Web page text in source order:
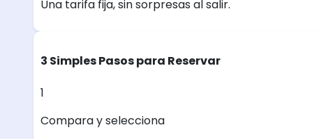
Una tarifa fija, sin sorpresas al salir.
3 Simples Pasos para Reservar
1
Compara y selecciona